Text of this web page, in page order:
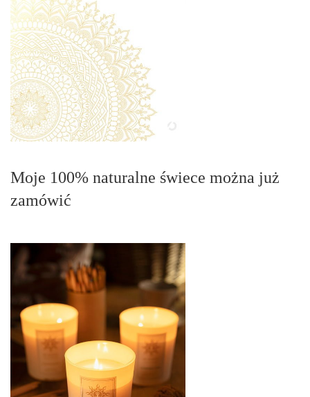
Moje 100% naturalne świece można już
zamówić